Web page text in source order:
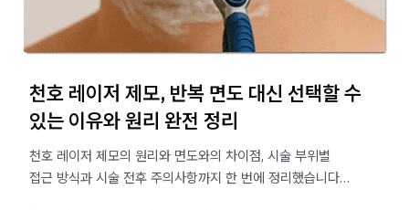
천호 레이저 제모, 반복 면도 대신 선택할 수
있는 이유와 원리 완전 정리
천호 레이저 제모의 원리와 면도와의 차이점, 시술 부위별
접근 방식과 시술 전후 주의사항까지 한 번에 정리했습니다.